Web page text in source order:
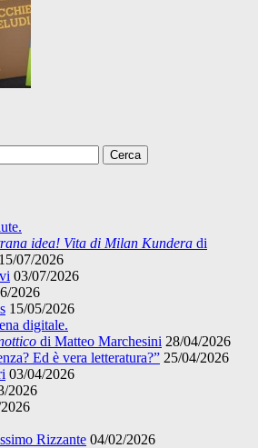
idea! Vita di Milan Kundera di
15/07/2026
03/07/2026
2026
15/05/2026
digitale.
di Matteo Marchesini 28/04/2026
Ed è vera letteratura?” 25/04/2026
03/04/2026
2026
Rizzante 04/02/2026